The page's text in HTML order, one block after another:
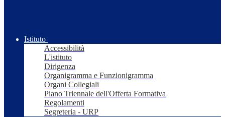
Istituto
Accessibilità
L'istituto
Dirigenza
Organigramma e Funzionigramma
Organi Collegiali
Piano Triennale dell'Offerta Formativa
Regolamenti
Segreteria - URP